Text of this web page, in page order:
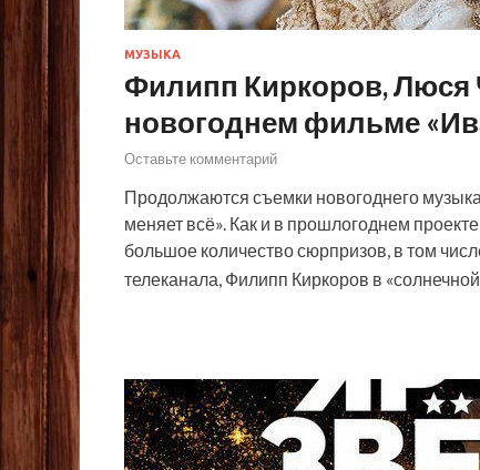
МУЗЫКА
Филипп Киркоров, Люся
новогоднем фильме
Оставьте комментарий
Продолжаются съемки новогоднего
меняет всё». Как и в прошлогоднем
большое количество сюрпризов, в том
телеканала, Филипп Киркоров в